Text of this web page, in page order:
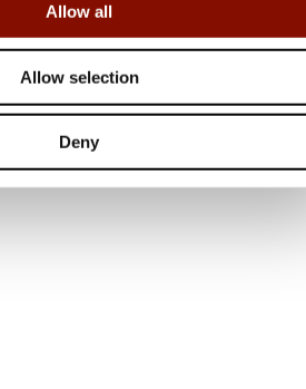
Allow all
Allow selection
Deny